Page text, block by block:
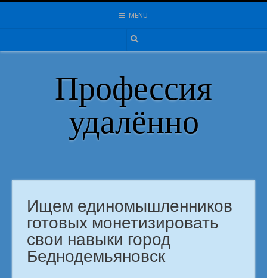
Skip
MENU
Профессия
удалённо
Ищем единомышленников
готовых монетизировать
свои навыки город
Беднодемьяновск